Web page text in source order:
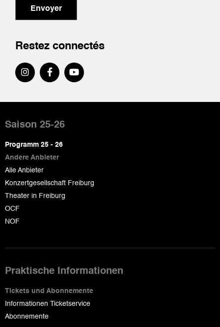
Envoyer
Restez connectés
de
page
Saison 25-26
Programm 25 - 26
Andere Anbieter
Alle Anbieter
Konzertgesellschaft Freiburg
Theater in Freiburg
OCF
NOF
Praktische Informationen
Tickets und Abonnemente
Informationen Ticketservice
Abonnemente